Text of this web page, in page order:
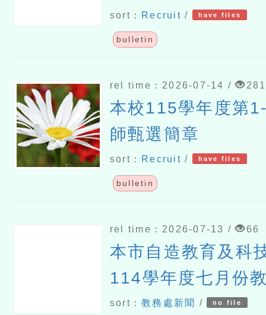
sort： Recruit / have files
bulletin
rel time：2026-07-14 / 281
本校115學年度第
師甄選簡章
sort： Recruit / have files
bulletin
rel time：2026-07-13 / 66
本市自造教育及科
114學年度七月份
sort：教務處新聞 / no file